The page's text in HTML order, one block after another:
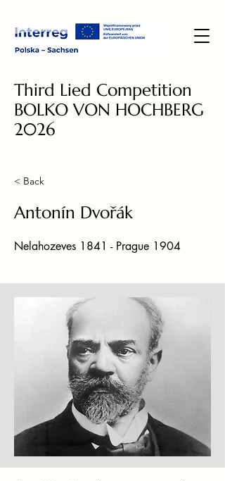
Third Lied Competition
BOLKO VON HOCHBERG
2026
< Back
Antonín Dvořák
Nelahozeves 1841 - Prague 1904